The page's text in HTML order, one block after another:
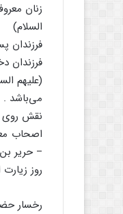
زنان
السلام)
فرزندان
فرزندان
(علیهم
می‌باشد .
نقش روی
اصحاب
– حریر
روز
رخسار